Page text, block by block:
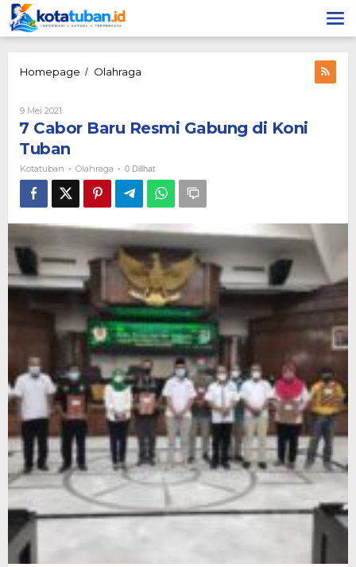
Lewati
ke
konten
Homepage / Olahraga
Gabung
Tuban
9 Mei 2021
Kotatuban
7 Cabor Baru Resmi Gabung di Koni
Tuban
Kotatuban - Olahraga - 0 Dilihat